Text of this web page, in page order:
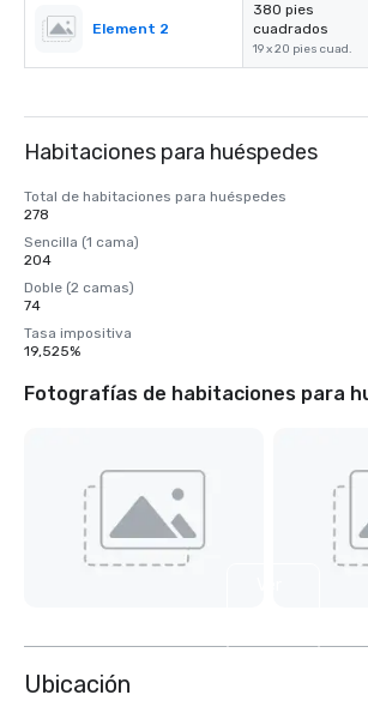
Element 2
380 pies
cuadrados
19 x 20 pies cuad.
Habitaciones para huéspedes
Total de habitaciones para huéspedes
278
Sencilla (1 cama)
204
Doble (2 camas)
74
Tasa impositiva
19,525%
Fotografías de habitaciones para
Ubicación